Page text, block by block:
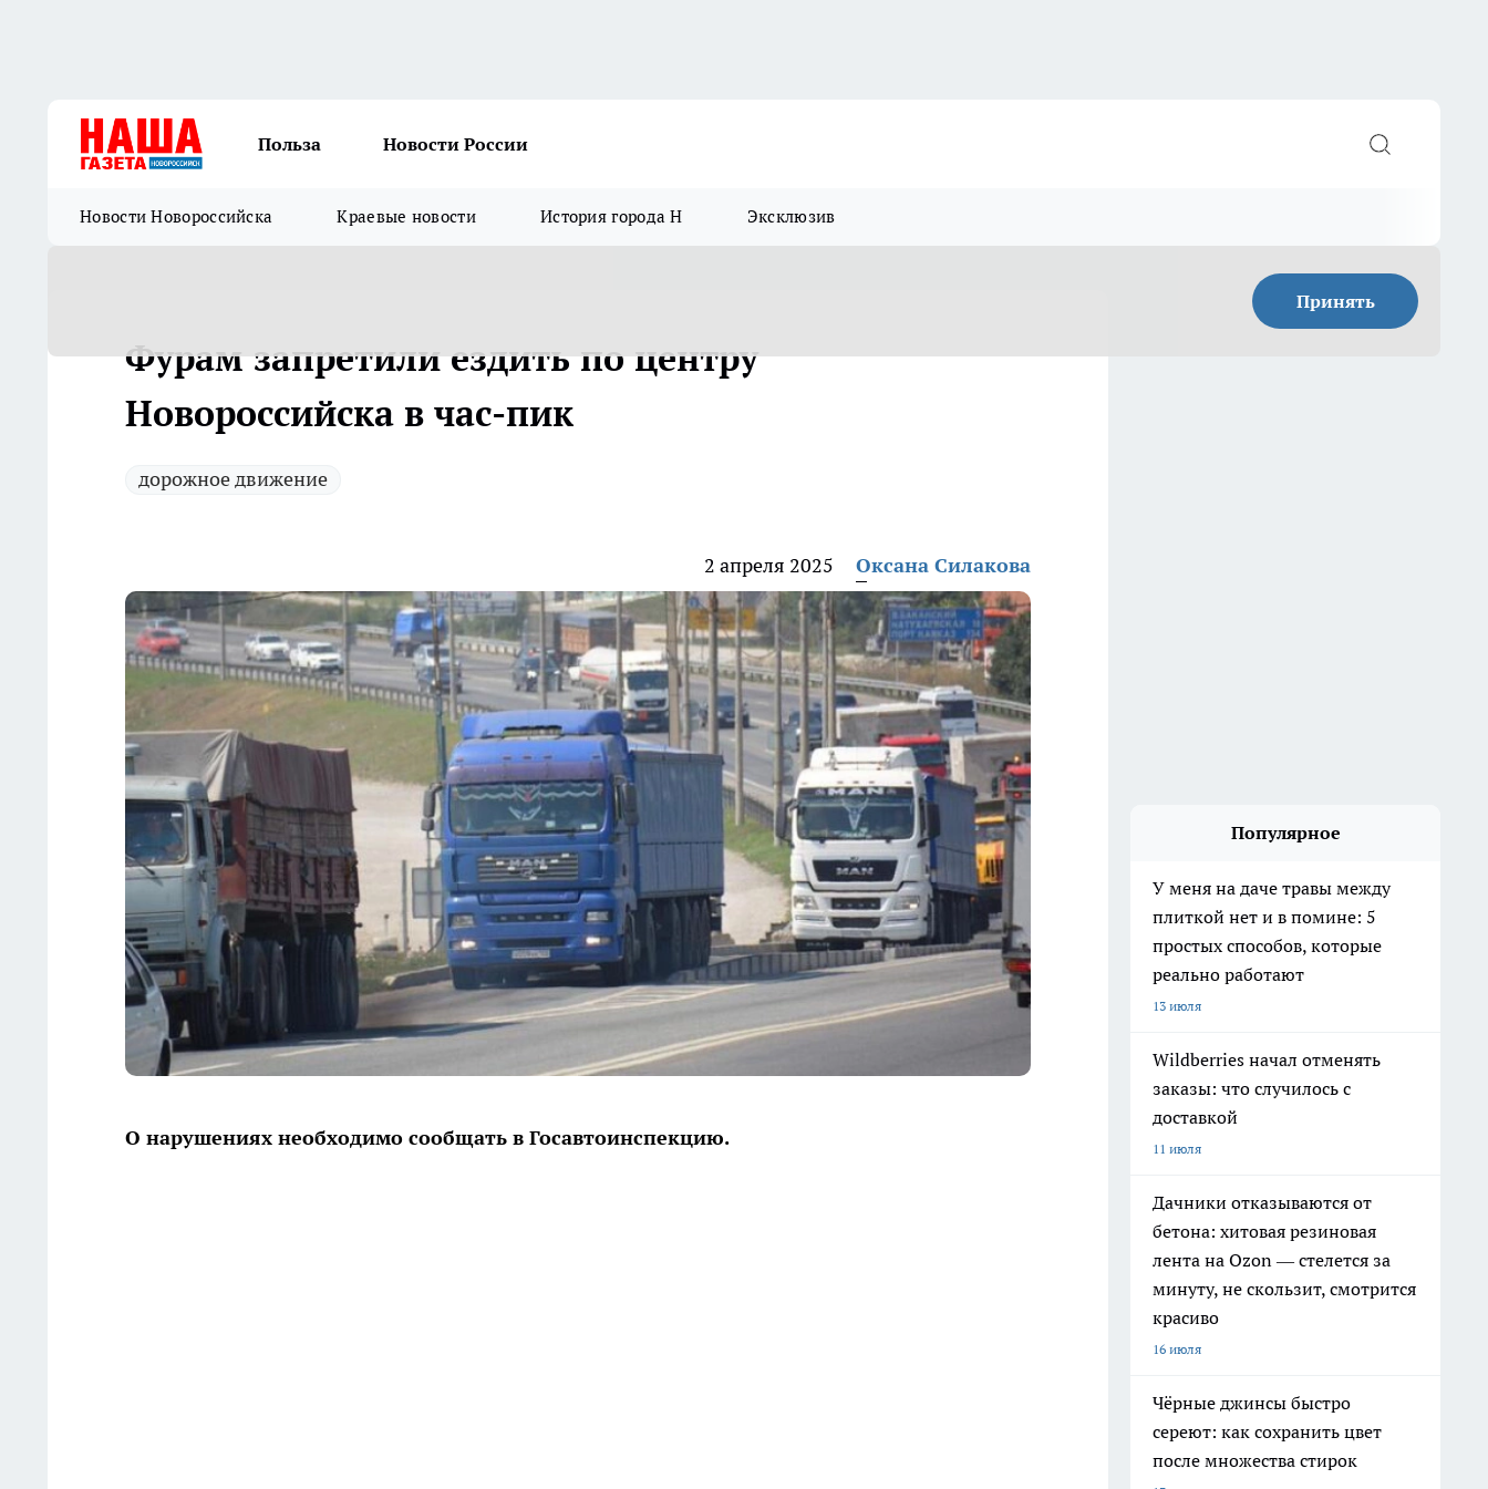
Польза Новости России
Новости Новороссийска Краевые новости История города Н Эксклюзив
Принять
Фурам запретили ездить по центру
Новороссийска в час-пик
дорожное движение
2 апреля 2025 Оксана Силакова
О нарушениях необходимо сообщать в Госавтоинспекцию.
Популярное
У меня на даче травы между
плиткой нет и в помине: 5
простых способов, которые
реально работают
13 июля
Wildberries начал отменять
заказы: что случилось с
доставкой
11 июля
Дачники отказываются от
бетона: хитовая резиновая
лента на Ozon — стелется за
минуту, не скользит, смотрится
красиво
16 июля
Чёрные джинсы быстро
сереют: как сохранить цвет
после множества стирок